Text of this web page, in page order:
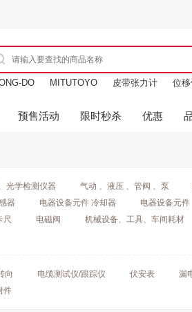
DO MITUTOYO 皮带张力计 位
预售活动 限时秒杀 优惠
光学检测仪器 气动 、液压 、管阀 、泵
器 电器设备元件 冷却器 电器设备元件
尺 电磁阀 机械设备、工具、车间耗材
向 电缆测试仪/跟踪仪 伏安表
漏
件